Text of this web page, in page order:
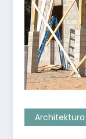
Architektura